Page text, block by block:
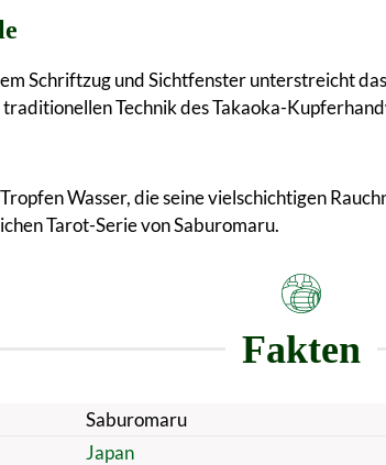
Schriftzug und Sichtfenster unterstreicht
Technik des Takaoka-
Wasser, die seine vielschichtigen
Tarot-Serie von Saburomaru.
Fakten
Saburomaru
Japan